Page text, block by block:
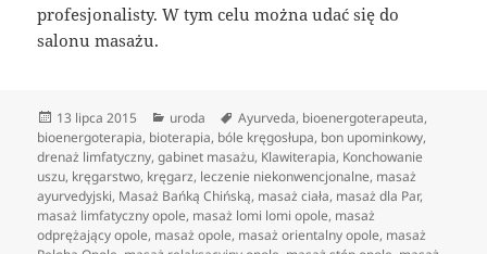
profesjonalisty. W tym celu można udać się do
salonu masażu.
Data
publikacji
13 lipca 2015 Kategorie
uroda Tagi
Ayurveda, bioenergoterapeuta,
bioenergoterapia, bioterapia, bóle kręgosłupa, bon upominkowy,
drenaż limfatyczny,gabinet masażu, Klawiterapia, Konchowanie
uszu, kręgarstwo, kręgarz, leczenie niekonwencjonalne, masaż
ayurvedyjski, Masaż Bańką Chińską, masaż ciała, masaż dla Par,
masaż limfatyczny opole, masaż lomi lomi opole, masaż
odprężający opole, masaż opole, masaż orientalny opole, masaż